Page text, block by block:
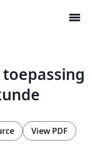
menu
toepassing
View PDF